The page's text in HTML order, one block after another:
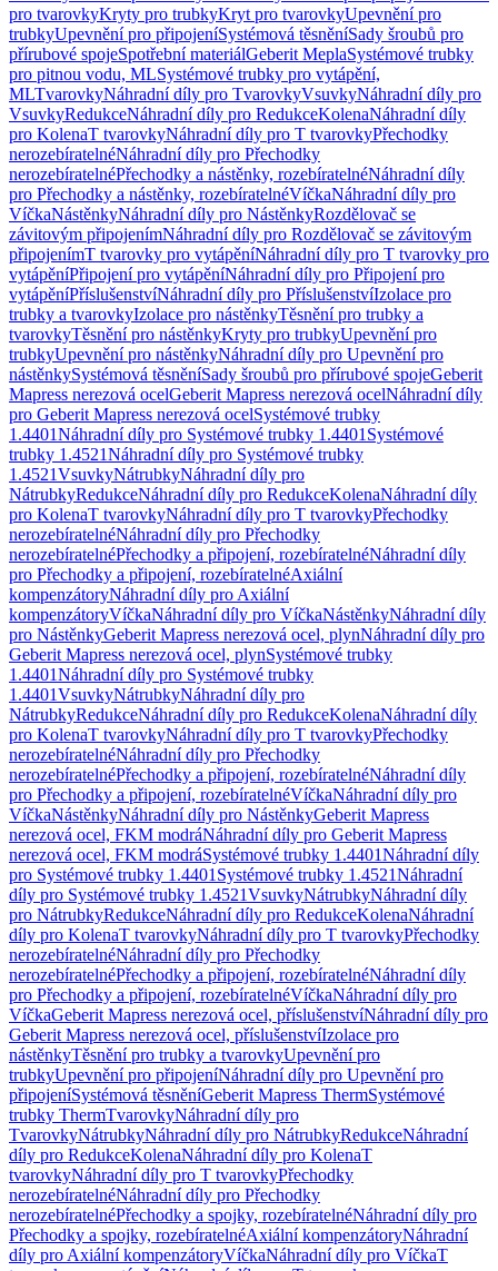
pro tvarovkyKryty pro trubkyKryt pro tvarovkyUpevnění pro
trubkyUpevnění pro připojeníSystémová těsněníSady šroubů pro
přírubové spojeSpotřební materiálGeberit MeplaSystémové trubky
pro pitnou vodu, MLSystémové trubky pro vytápění,
MLTvarovkyNáhradní díly pro TvarovkyVsuvkyNáhradní díly pro
VsuvkyRedukceNáhradní díly pro RedukceKolenaNáhradní díly
pro KolenaT tvarovkyNáhradní díly pro T tvarovkyPřechodky
nerozebíratelnéNáhradní díly pro Přechodky
nerozebíratelnéPřechodky a nástěnky, rozebíratelnéNáhradní díly
pro Přechodky a nástěnky, rozebíratelnéVíčkaNáhradní díly pro
VíčkaNástěnkyNáhradní díly pro NástěnkyRozdělovač se
závitovým připojenímNáhradní díly pro Rozdělovač se závitovým
připojenímT tvarovky pro vytápěníNáhradní díly pro T tvarovky pro
vytápěníPřipojení pro vytápěníNáhradní díly pro Připojení pro
vytápěníPříslušenstvíNáhradní díly pro PříslušenstvíIzolace pro
trubky a tvarovkyIzolace pro nástěnkyTěsnění pro trubky a
tvarovkyTěsnění pro nástěnkyKryty pro trubkyUpevnění pro
trubkyUpevnění pro nástěnkyNáhradní díly pro Upevnění pro
nástěnkySystémová těsněníSady šroubů pro přírubové spojeGeberit
Mapress nerezová ocelGeberit Mapress nerezová ocelNáhradní díly
pro Geberit Mapress nerezová ocelSystémové trubky
1.4401Náhradní díly pro Systémové trubky 1.4401 Systémové
trubky 1.4521Náhradní díly pro Systémové trubky
1.4521VsuvkyNátrubkyNáhradní díly pro
NátrubkyRedukceNáhradní díly pro RedukceKolenaNáhradní díly
pro KolenaT tvarovkyNáhradní díly pro T tvarovkyPřechodky
nerozebíratelnéNáhradní díly pro Přechodky
nerozebíratelnéPřechodky a připojení, rozebíratelnéNáhradní díly
pro Přechodky a připojení, rozebíratelnéAxiální
kompenzátoryNáhradní díly pro Axiální
kompenzátoryVíčkaNáhradní díly pro VíčkaNástěnkyNáhradní díly
pro NástěnkyGeberit Mapress nerezová ocel, plynNáhradní díly pro
Geberit Mapress nerezová ocel, plynSystémové trubky
1.4401Náhradní díly pro Systémové trubky
1.4401VsuvkyNátrubkyNáhradní díly pro
NátrubkyRedukceNáhradní díly pro RedukceKolenaNáhradní díly
pro KolenaT tvarovkyNáhradní díly pro T tvarovkyPřechodky
nerozebíratelnéNáhradní díly pro Přechodky
nerozebíratelnéPřechodky a připojení, rozebíratelnéNáhradní díly
pro Přechodky a připojení, rozebíratelnéVíčkaNáhradní díly pro
VíčkaNástěnkyNáhradní díly pro NástěnkyGeberit Mapress
nerezová ocel, FKM modráNáhradní díly pro Geberit Mapress
nerezová ocel, FKM modráSystémové trubky 1.4401Náhradní díly
pro Systémové trubky 1.4401 Systémové trubky 1.4521Náhradní
díly pro Systémové trubky 1.4521VsuvkyNátrubkyNáhradní díly
pro NátrubkyRedukceNáhradní díly pro RedukceKolenaNáhradní
díly pro KolenaT tvarovkyNáhradní díly pro T tvarovkyPřechodky
nerozebíratelnéNáhradní díly pro Přechodky
nerozebíratelnéPřechodky a připojení, rozebíratelnéNáhradní díly
pro Přechodky a připojení, rozebíratelnéVíčkaNáhradní díly pro
VíčkaGeberit Mapress nerezová ocel, příslušenstvíNáhradní díly pro
Geberit Mapress nerezová ocel, příslušenstvíIzolace pro
nástěnkyTěsnění pro trubky a tvarovkyUpevnění pro
trubkyUpevnění pro připojeníNáhradní díly pro Upevnění pro
připojeníSystémová těsněníGeberit Mapress ThermSystémové
trubky ThermTvarovkyNáhradní díly pro
TvarovkyNátrubkyNáhradní díly pro NátrubkyRedukceNáhradní
díly pro RedukceKolenaNáhradní díly pro KolenaT
tvarovkyNáhradní díly pro T tvarovkyPřechodky
nerozebíratelnéNáhradní díly pro Přechodky
nerozebíratelnéPřechodky a spojky, rozebíratelnéNáhradní díly pro
Přechodky a spojky, rozebíratelnéAxiální kompenzátoryNáhradní
díly pro Axiální kompenzátoryVíčkaNáhradní díly pro VíčkaT